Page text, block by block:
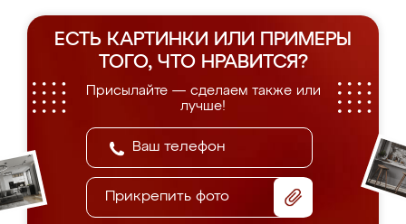
ЕСТЬ КАРТИНКИ ИЛИ ПРИМЕРЫ
ТОГО, ЧТО НРАВИТСЯ?
Присылайте — сделаем также или
лучше!
Прикрепить фото